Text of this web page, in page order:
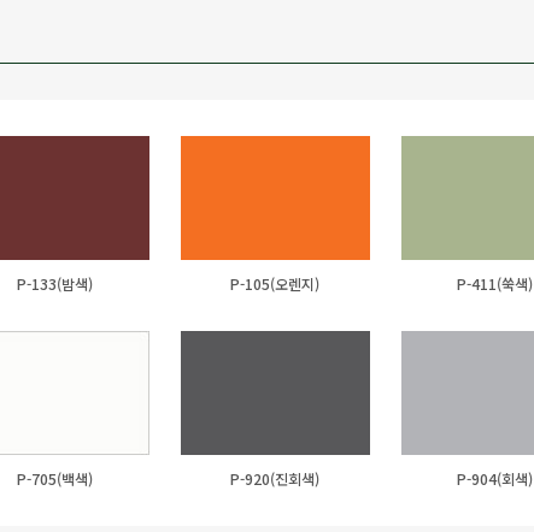
P-133(밤색) P-105(오렌지) P-411(쑥색)
P-705(백색) P-920(진회색) P-904(회색)